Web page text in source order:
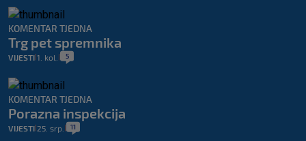
KOMENTAR TJEDNA
Trg pet spremnika
VIJESTI 1. kol. 5
KOMENTAR TJEDNA
Porazna inspekcija
VIJESTI 25. srp. 11